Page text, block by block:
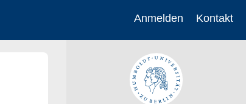
Anmelden Kontakt